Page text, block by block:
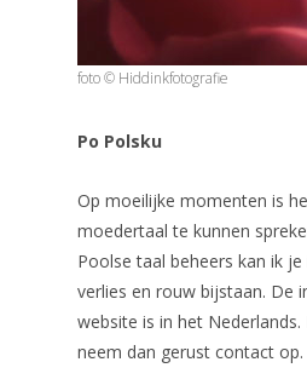
foto © Hiddinkfotografie
Po Polsku
Op moeilijke momenten is
moedertaal te kunnen
Poolse taal beheers kan ik
verlies en rouw bijstaan. De
website is in het Nederlands.
neem dan gerust contact op.